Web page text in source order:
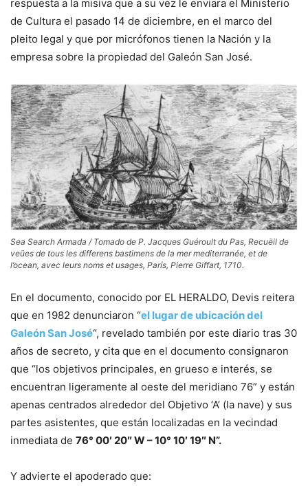
respuesta a la misiva que a su vez le enviara el Ministerio
de Cultura el pasado 14 de diciembre, en el marco del
pleito legal y que por micrófonos tienen la Nación y la
empresa sobre la propiedad del Galeón San José.
Sea Search Armada / Tomado de P. Jacques Guéroult du Pas, Recuëil de
veües de tous les differens bastimens de la mer mediterranée, et de
l’ocean, avec leurs noms et usages, París, Pierre Giffart, 1710.
En el documento, conocido por EL HERALDO, Devis reitera
que en 1982 denunciaron “el lugar de ubicación del
Galeón San José“, revelado también por este diario tras 30
años de secreto, y cita que en el documento consignaron
que “los objetivos principales, en grueso e interés, se
encuentran ligeramente al oeste del meridiano 76” y están
apenas centrados alrededor del Objetivo ‘A’ (la nave) y sus
partes asistentes, que están localizadas en la vecindad
inmediata de 76° 00′ 20″ W – 10° 10′ 19″ N”.
Y advierte el apoderado que: